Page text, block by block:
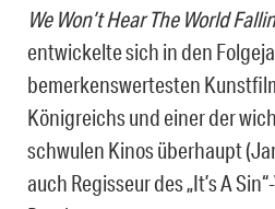
We Won’t Hear The World
entwickelte sich in den
bemerkenswertesten
Königreichs und einer der
schwulen Kinos überhaupt
auch Regisseur des „It’s A